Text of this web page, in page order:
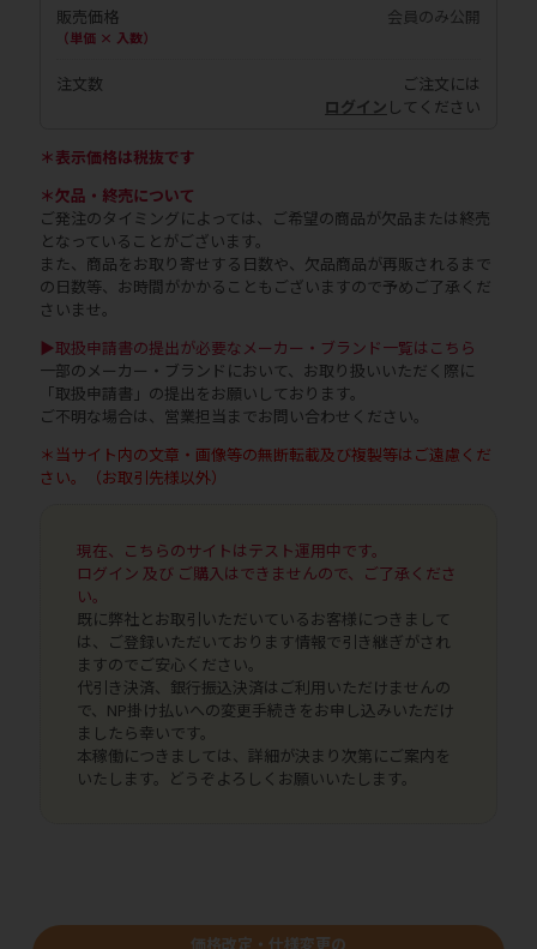
販売価格
（単価 × 入数）
会員のみ公開
注文数
ご注文には
ログイン してください
＊表示価格は税抜です
＊欠品・終売について
ご発注のタイミングによっては、ご希望の商品が欠品または終売
となっていることがございます。
また、商品をお取り寄せする日数や、欠品商品が再販されるまで
の日数等、お時間がかかることもございますので予めご了承くだ
さいませ。
▶取扱申請書の提出が必要なメーカー・ブランド一覧はこちら
一部のメーカー・ブランドにおいて、お取り扱いいただく際に
「取扱申請書」の提出をお願いしております。
ご不明な場合は、営業担当までお問い合わせください。
＊当サイト内の文章・画像等の無断転載及び複製等はご遠慮くだ
さい。（お取引先様以外）
現在、こちらのサイトはテスト運用中です。
ログイン 及び ご購入はできませんので、ご了承くださ
い。
既に弊社とお取引いただいているお客様につきまして
は、ご登録いただいております情報で引き継ぎがされ
ますのでご安心ください。
代引き決済、銀行振込決済はご利用いただけませんの
で、NP掛け払いへの変更手続きをお申し込みいただけ
ましたら幸いです。
本稼働につきましては、詳細が決まり次第にご案内を
いたします。どうぞよろしくお願いいたします。
価格改定・仕様変更の